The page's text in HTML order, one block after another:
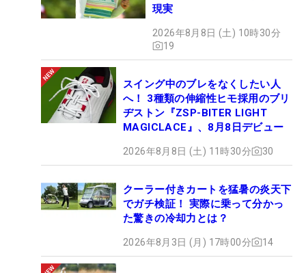
現実
2026年8月8日 (土) 10時30分
19
スイング中のブレをなくしたい人
へ！ 3種類の伸縮性ヒモ採用のブリ
ヂストン『ZSP-BITER LIGHT
MAGICLACE』、8月8日デビュー
2026年8月8日 (土) 11時30分 30
クーラー付きカートを猛暑の炎天下
でガチ検証！ 実際に乗って分かっ
た驚きの冷却力とは？
2026年8月3日 (月) 17時00分 14